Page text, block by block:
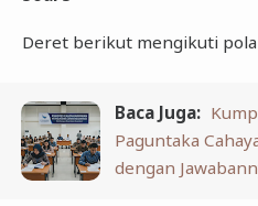
Deret berikut mengikuti pola
Baca Juga:
Paguntaka
dengan